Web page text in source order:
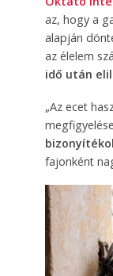
az, hogy a
alapján
az élelem
idő után
„Az ecet
fajonként